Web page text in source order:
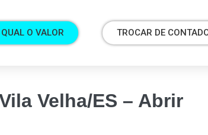
QUAL O VALOR TROCAR DE
Velha/ES – Abrir